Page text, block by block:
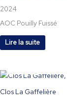
2024
AOC Pouilly Fuissé
Lire la suite
Clos La Gaffelière